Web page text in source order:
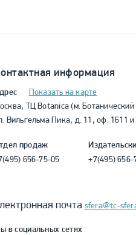
информация
Показать на карте
ТЦ Botanica (м. Ботанический
Вильгельма Пика, д. 11, оф. 1611 и
продаж
656-75-05
+7(495) 656-
почта sfera@tc-
в социальных сетях